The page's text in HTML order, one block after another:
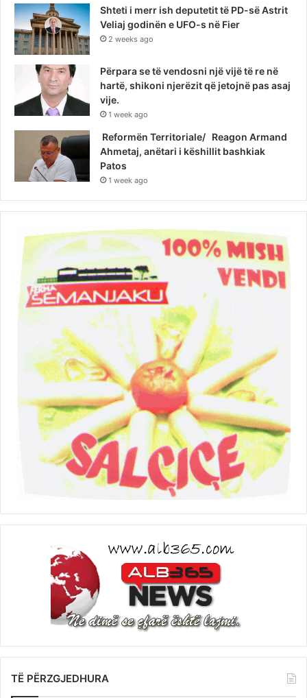
Shteti i merr ish deputetit të PD-së Astrit
Veliaj godinën e UFO-s në Fier
2 weeks ago
Përpara se të vendosni një vijë të re në
hartë, shikoni njerëzit që jetojnë pas asaj
vije.
1 week ago
Reformën Territoriale/ Reagon Armand
Ahmetaj, anëtari i këshillit bashkiak
Patos
1 week ago
TË PËRZGJEDHURA